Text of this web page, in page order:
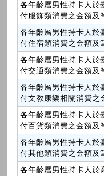
各年齡層男性持卡人於
付服飾類消費之金額及
各年齡層男性持卡人於
付住宿類消費之金額及
各年齡層男性持卡人於
付交通類消費之金額及
各年齡層男性持卡人於
付文教康樂相關消費之
各年齡層男性持卡人於
付百貨類消費之金額及
各年齡層男性持卡人於
付其他類消費之金額及
各年齡層男性持卡人於